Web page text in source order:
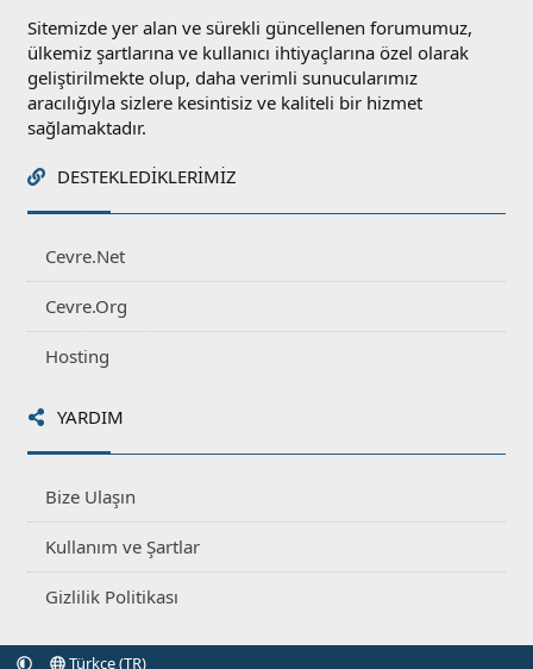
Sitemizde yer alan ve sürekli güncellenen forumumuz,
ülkemiz şartlarına ve kullanıcı ihtiyaçlarına özel olarak
geliştirilmekte olup, daha verimli sunucularımız
aracılığıyla sizlere kesintisiz ve kaliteli bir hizmet
sağlamaktadır.
DESTEKLEDIKLERIMIZ
Cevre.Net
Cevre.Org
Hosting
YARDIM
Bize Ulaşın
Kullanım ve Şartlar
Gizlilik Politikası
Türkçe (TR)